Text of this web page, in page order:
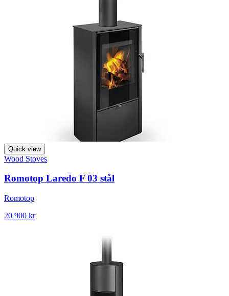
Quick view
Wood Stoves
Romotop Laredo F 03 stål
Romotop
20 900 kr